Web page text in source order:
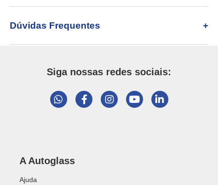
Dúvidas Frequentes
Siga nossas redes sociais:
A Autoglass
Ajuda